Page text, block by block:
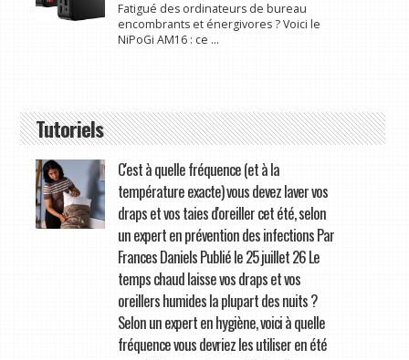
Fatigué des ordinateurs de bureau
encombrants et énergivores ? Voici le
NiPoGi AM16 : ce ...
Tutoriels
C'est à quelle fréquence (et à la
température exacte) vous devez laver vos
draps et vos taies d'oreiller cet été, selon
un expert en prévention des infections Par
Frances Daniels Publié le 25 juillet 26 Le
temps chaud laisse vos draps et vos
oreillers humides la plupart des nuits ?
Selon un expert en hygiène, voici à quelle
fréquence vous devriez les utiliser en été